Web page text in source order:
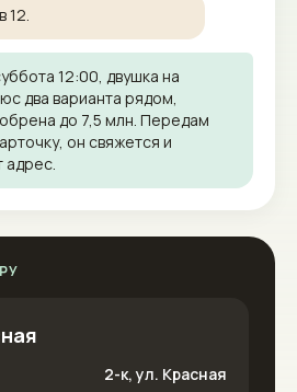
12.
12:00, двушка на
два варианта рядом,
до 7,5 млн. Передам
он свяжется и
адрес.
2-к, ул. Красная